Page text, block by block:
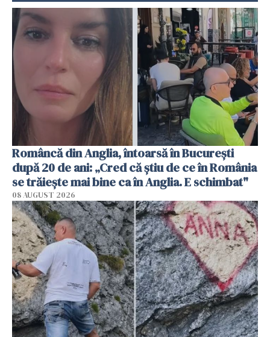
Româncă din Anglia, întoarsă în București
după 20 de ani: „Cred că știu de ce în România
se trăiește mai bine ca în Anglia. E schimbat"
08 AUGUST 2026